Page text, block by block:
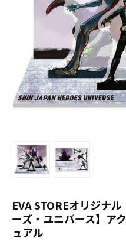
EVA STOREオリジナ
ーズ・ユニバース】ア
ュアル